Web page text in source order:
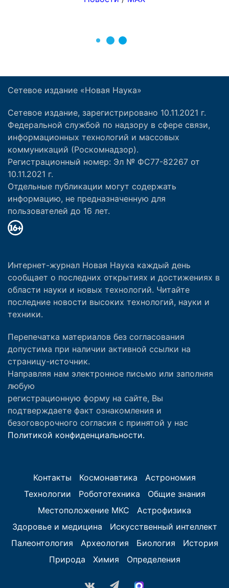
Сетевое издание «Новая Наука»
Сетевое издание, зарегистрировано 10.11.2021 г.
Федеральной службой по надзору в сфере связи,
информационных технологий и массовых
коммуникаций (Роскомнадзор).
Регистрационный номер: Эл № ФС77-82267 от
10.11.2021 г.
Отдельные публикации могут содержать
информацию, не предназначенную для
пользователей до 16 лет.
Интернет-журнал Новая Наука каждый день
сообщает о последних открытиях и достижениях в
области науки и новых технологий. Читайте
последние новости высоких технологий, науки и
техники.
Перепечатка материалов без согласования
допустима при наличии активной ссылки на
страницу-источник.
Направляя нам электронное письмо или заполняя
любую
регистрационную форму на сайте, Вы
подтверждаете факт ознакомления и
безоговорочного согласия с принятой у нас
Политикой конфиденциальности.
Контакты Космонавтика
Астрономия
Технологии
Робототехника
Общие знания
Местоположение МКС
Астрофизика
Здоровье и медицина
Искусственный интеллект
Палеонтология
Археология Биология
История
Природа
Химия Определения
vk.com Telegram